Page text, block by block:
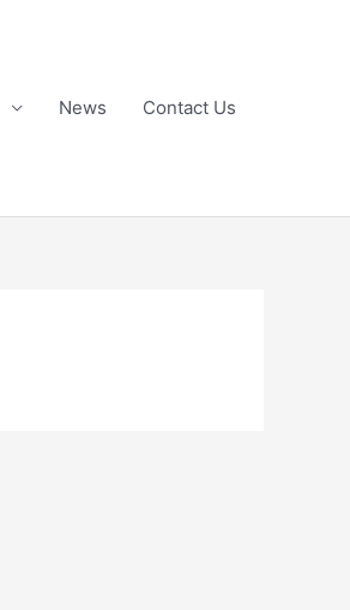
News Contact Us